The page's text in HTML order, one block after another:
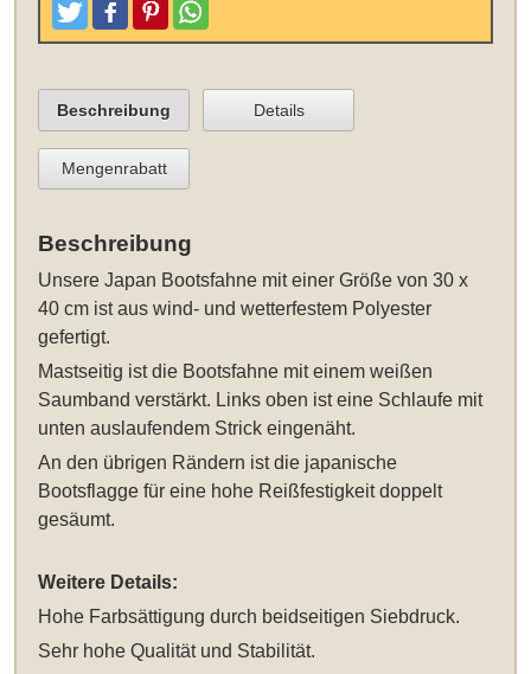
TweetenPostenPinterestTeilen
Beschreibung Details
Mengenrabatt
Beschreibung
UnsereJapan Bootsfahne mit einer Größe von 30 x
40 cm ist aus wind- und wetterfestem Polyester
gefertigt.
Mastseitig ist die Bootsfahne mit einem weißen
Saumband verstärkt. Links oben ist eine Schlaufe mit
unten auslaufendem Strick eingenäht.
An den übrigen Rändern ist die japanische
Bootsflagge für eine hohe Reißfestigkeit doppelt
gesäumt.
Weitere Details:
Hohe Farbsättigung durch beidseitigen Siebdruck.
Sehr hohe Qualität und Stabilität.